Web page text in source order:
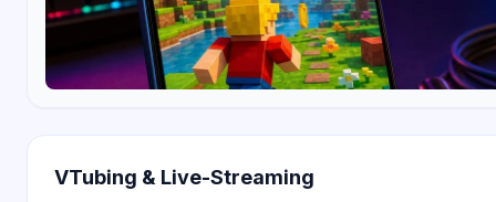
VTubing & Live-Streaming